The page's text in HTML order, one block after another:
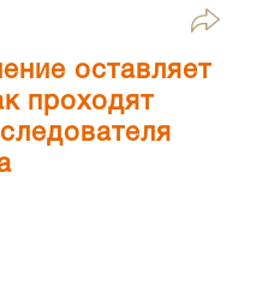
оставляет
проходят